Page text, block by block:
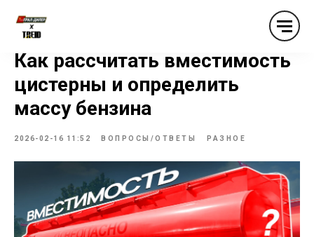
Как рассчитать вместимость
цистерны и определить
массу бензина
2026-02-16 11:52 ВОПРОСЫ/ОТВЕТЫ РАЗНОЕ